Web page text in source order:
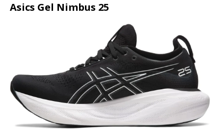
Asics Gel Nimbus 25